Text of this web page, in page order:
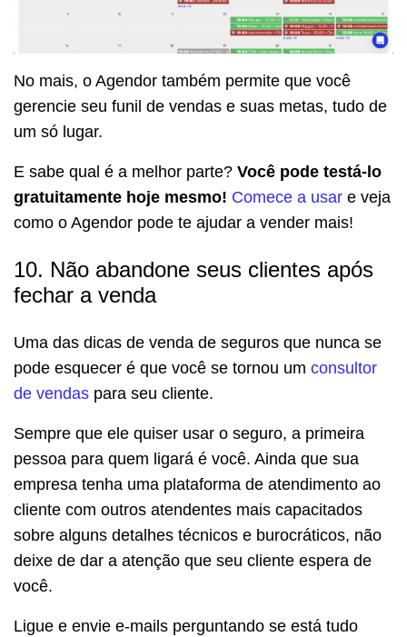
No mais, o Agendor também permite que você
gerencie seu funil de vendas e suas metas, tudo de
um só lugar.
E sabe qual é a melhor parte? Você pode testá-lo
gratuitamente hoje mesmo! Comece a usar e veja
como o Agendor pode te ajudar a vender mais!
10. Não abandone seus clientes após
fechar a venda
Uma das dicas de venda de seguros que nunca se
pode esquecer é que você se tornou um consultor
de vendas para seu cliente.
Sempre que ele quiser usar o seguro, a primeira
pessoa para quem ligará é você. Ainda que sua
empresa tenha uma plataforma de atendimento ao
cliente com outros atendentes mais capacitados
sobre alguns detalhes técnicos e burocráticos, não
deixe de dar a atenção que seu cliente espera de
você.
Ligue e envie e-mails perguntando se está tudo